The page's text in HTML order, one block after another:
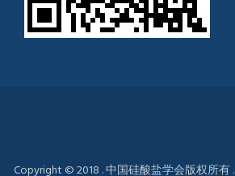
Copyright © 2018 . 中国硅酸盐学会版权所有 .